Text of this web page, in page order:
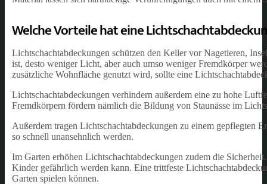
Welche Vorteile hat eine
Lichtschachtabdeckungen schützen den Keller vor Nagetieren,
ist, desto weniger Licht, aber auch umso weniger Fremdkörper
zusätzliche Wohnfläche genutzt wird, sollte eine
Lichtschachtabdeckungen verhindern außerdem eine zu hohe
Fremdkörpern fördern nämlich die Bildung von Staunässe im
Außerdem tragen Lichtschachtabdeckungen zu einem gepflegten
so schnell unansehnlich werden.
Im Garten erhöhen Lichtschachtabdeckungen zudem die
Kinder gefährlich werden kann. Eine trittfeste
Garten spielen können.